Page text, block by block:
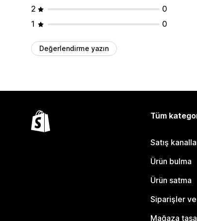
2
0
1
0
Değerlendirme yazın
Tüm
Satış
Ürün bulma
Ürün satma
Siparişler
Mağaza